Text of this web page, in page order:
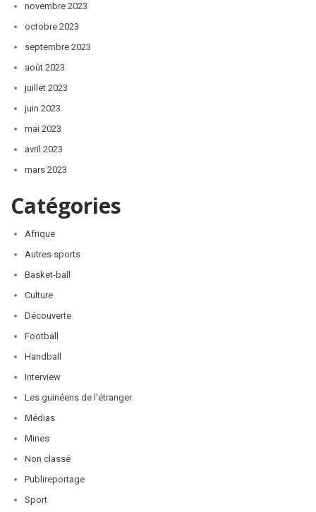
novembre 2023
octobre 2023
septembre 2023
août 2023
juillet 2023
juin 2023
mai 2023
avril 2023
mars 2023
Catégories
Afrique
Autres sports
Basket-ball
Culture
Découverte
Football
Handball
Interview
Les guinéens de l’étranger
Médias
Mines
Non classé
Publireportage
Sport